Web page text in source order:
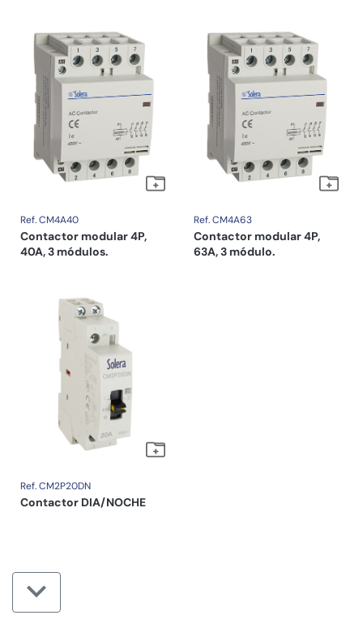
Ref. CM4A40
Contactor modular 4P,
40A, 3 módulos.
Ref. CM4A63
Contactor modular 4P,
63A, 3 módulo.
Ref. CM2P20DN
Contactor DIA/NOCHE